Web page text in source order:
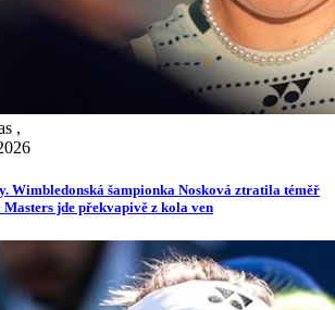
,
Wimbledonská šampionka Nosková ztratila téměř
Masters jde překvapivě z kola ven